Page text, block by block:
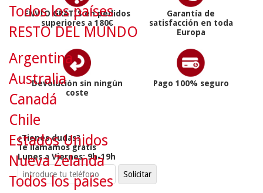
ENVÍO GRATIS en pedidos
superiores a 180€
Garantía de
satisfacción en toda
Europa
Devolución sin ningún
coste
Pago 100% seguro
¿Tienes dudas?
Te llamamos gratis
Lunes a Viernes: 9h-19h
Todos los países
RESTO DEL MUNDO
Argentina
Australia
Canadá
Chile
Estados Unidos
Nueva Zelanda
Todos los países